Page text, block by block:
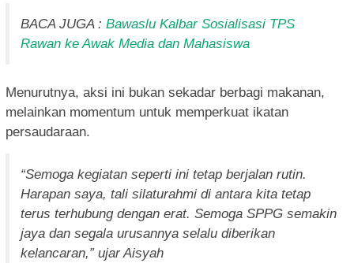
BACA JUGA : Bawaslu Kalbar Sosialisasi TPS
Rawan ke Awak Media dan Mahasiswa
Menurutnya, aksi ini bukan sekadar berbagi makanan,
melainkan momentum untuk memperkuat ikatan
persaudaraan.
“Semoga kegiatan seperti ini tetap berjalan rutin.
Harapan saya, tali silaturahmi di antara kita tetap
terus terhubung dengan erat. Semoga SPPG semakin
jaya dan segala urusannya selalu diberikan
kelancaran,” ujar Aisyah